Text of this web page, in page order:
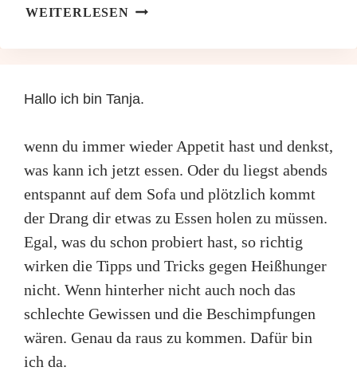
WEITERLESENHULA
Hallo ich bin Tanja.
wenn du immer wieder Appetit hast und denkst,
was kann ich jetzt essen. Oder du liegst abends
entspannt auf dem Sofa und plötzlich kommt
der Drang dir etwas zu Essen holen zu müssen.
Egal, was du schon probiert hast, so richtig
wirken die Tipps und Tricks gegen Heißhunger
nicht. Wenn hinterher nicht auch noch das
schlechte Gewissen und die Beschimpfungen
wären. Genau da raus zu kommen. Dafür bin
ich da.